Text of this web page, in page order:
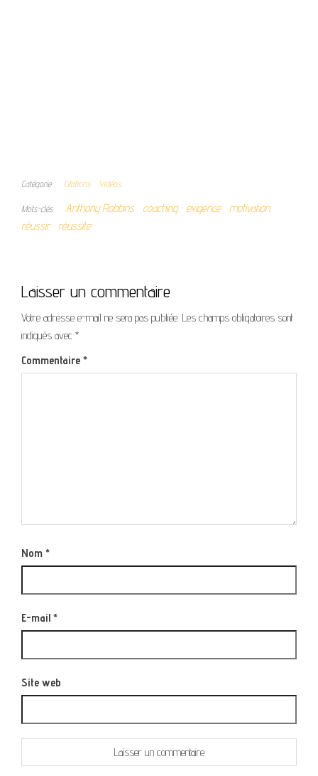
Catégorie Citations Vidéos
Mots-clés Anthony Robbins coaching exigence
motivation
réussir
réussite
Laisser un commentaire
Votre adresse e-mail ne sera pas publiée. Les champs obligatoires sont
indiqués avec *
Commentaire *
Nom *
E-mail *
Site web